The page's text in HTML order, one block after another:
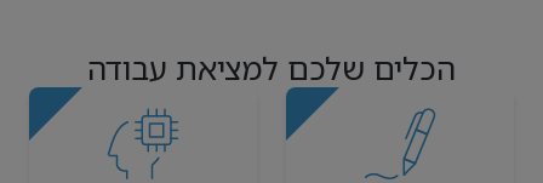
הכלים שלכם למציאת עבודה